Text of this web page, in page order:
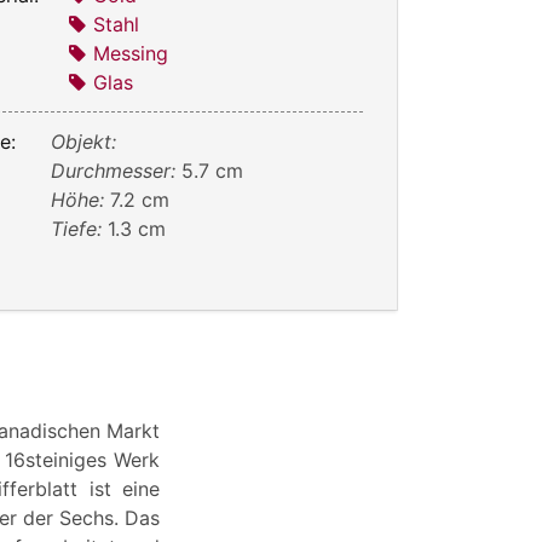
Stahl
Messing
Glas
Objekt:
Durchmesser: 5.7 cm
Höhe:7.2 cm
Tiefe: 1.3 cm
Markt
Werk
ist eine
der Sechs. Das